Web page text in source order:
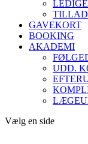
GAVEKORT
BOOKING
AKADEMI
UDD.
Vælg en side